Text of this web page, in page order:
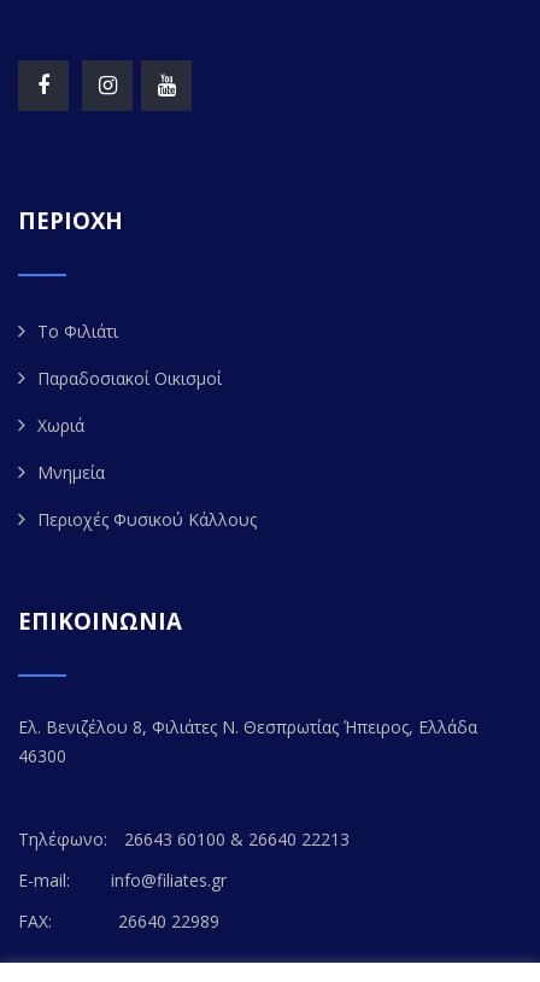
ΠΕΡΙΟΧΗ
Το Φιλιάτι
Παραδοσιακοί Οικισμοί
Χωριά
Μνημεία
Περιοχές Φυσικού Κάλλους
ΕΠΙΚΟΙΝΩΝΙΑ
Ελ. Βενιζέλου 8, Φιλιάτες Ν. Θεσπρωτίας Ήπειρος, Ελλάδα
46300
Τηλέφωνο:
26643 60100 & 26640 22213
E-mail:
info@filiates.gr
FAX:
26640 22989